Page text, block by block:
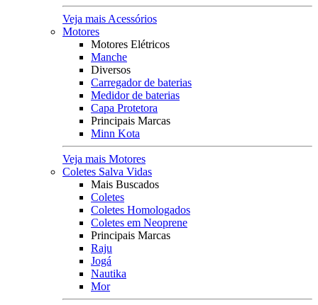
Veja mais Acessórios
Motores
Motores Elétricos
Manche
Diversos
Carregador de baterias
Medidor de baterias
Capa Protetora
Principais Marcas
Minn Kota
Veja mais Motores
Coletes Salva Vidas
Mais Buscados
Coletes
Coletes Homologados
Coletes em Neoprene
Principais Marcas
Raju
Jogá
Nautika
Mor